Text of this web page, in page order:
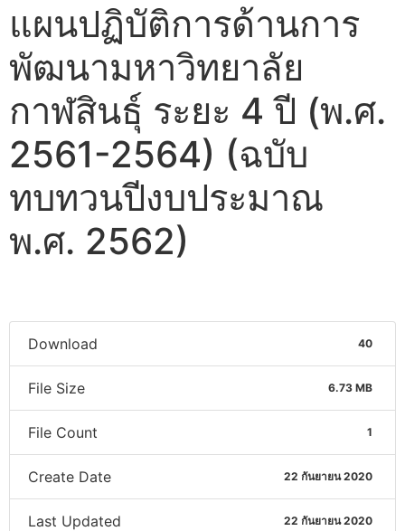
แผนปฏิบัติการด้านการ
พัฒนามหาวิทยาลัย
กาฬสินธุ์ ระยะ 4 ปี (พ.ศ.
2561-2564) (ฉบับ
ทบทวนปีงบประมาณ
พ.ศ. 2562)
Download 40
File Size 6.73 MB
File Count 1
Create Date 22 กันยายน 2020
Last Updated 22 กันยายน 2020